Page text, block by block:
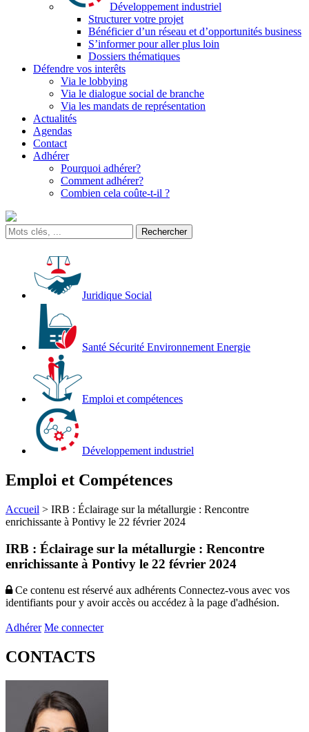
Développement industriel
Structurer votre projet
Bénéficier d’un réseau et d’opportunités business
S’informer pour aller plus loin
Dossiers thématiques
Défendre vos interêts
Via le lobbying
Via le dialogue social de branche
Via les mandats de représentation
Actualités
Agendas
Contact
Adhérer
Pourquoi adhérer?
Comment adhérer?
Combien cela coûte-t-il ?
Juridique Social
Santé Sécurité Environnement Energie
Emploi et compétences
Développement industriel
Emploi et Compétences
Accueil > IRB : Éclairage sur la métallurgie : Rencontre
enrichissante à Pontivy le 22 février 2024
IRB : Éclairage sur la métallurgie : Rencontre
enrichissante à Pontivy le 22 février 2024
Ce contenu est réservé aux adhérents Connectez-vous avec vos
identifiants pour y avoir accès ou accédez à la page d'adhésion.
Adhérer Me connecter
CONTACTS